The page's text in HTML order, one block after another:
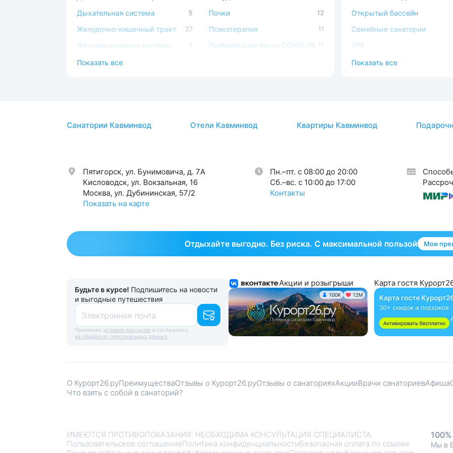
Дыхательная система 5
Желудочно-кишечный тракт 27
Желчевыводящая система 5
Иммунная система
Мочеполовая система 2
Почки 12
Психотерапия 11
Реабилитация после COVID-19 11
Урология 1
Показать все
Открытый бассейн
Семейные санатории
SPA
В окружении леса
Показать все
Санатории Кавминвод Отели Кавминвод Квартиры Кавминвод
Пятигорск, ул. Бунимовича, д. 7A
Кисловодск, ул. Вокзальная, 16
Москва, ул. Дубининская, 57/2
Показать на карте
Пн.–пт. с 08:00 до 20:00
Cб.–вс. с 10:00 до 17:00
Контакты
Отдыхайте выгодно. Без риска. С максимальной пользой Мои
Будьте в курсе! Подпишитесь на новости
и выгодные путешествия
Электронная почта
Принимаю условия рассылки и соглашаюсь
на обработку персональных данных
Акции и розыгрыши
100K 12М
Карта гостя
О Курорт26.руПреимуществаОтзывы о Курорт26.руОтзывы о санаторияхАкцииВрачи санаториевАфиша
Что взять с собой в санаторий?
ИМЕЮТСЯ ПРОТИВОПОКАЗАНИЯ. НЕОБХОДИМА КОНСУЛЬТАЦИЯ СПЕЦИАЛИСТА.
Пользовательское соглашениеПолитика конфиденциальностиБезопасная оплата по ссылке
Мы в